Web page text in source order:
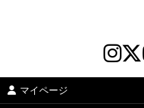
マイページ